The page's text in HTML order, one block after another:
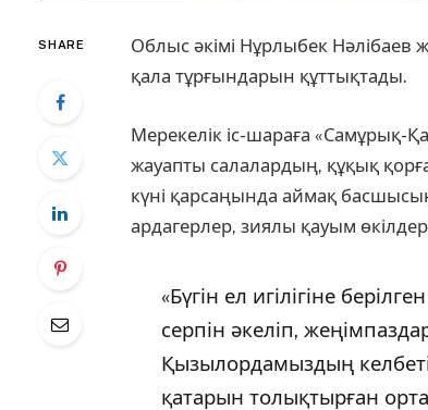
SHARE
Облыс әкімі Нұрлыбек Нәлібаев
қала тұрғындарын құттықтады.
Мерекелік іс-шараға «Самұрық-
жауапты салалардың, құқық
күні қарсаңында аймақ
ардагерлер, зиялы қауым
«Бүгін ел игілігіне
серпін әкеліп,
Қызылордамыздың
қатарын толықтырған